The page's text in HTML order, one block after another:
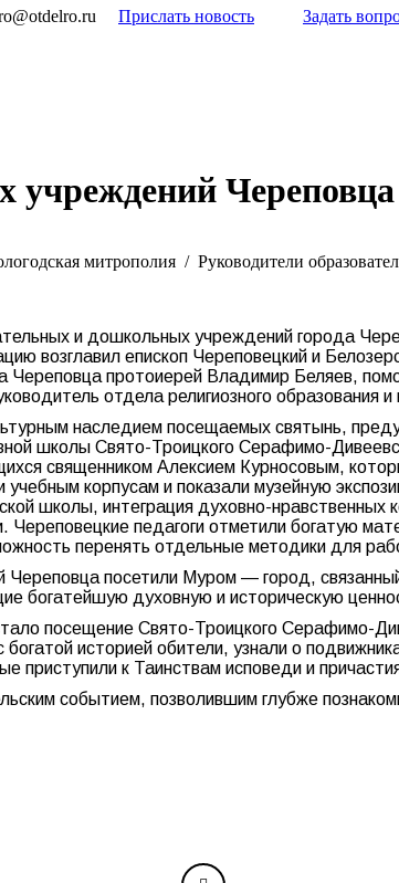
Прислать новость Задать
учреждений
митрополия Руководители
и дошкольных учреждений города
возглавил епископ Череповецкий и
Череповца протоиерей Владимир Беляев,
отдела религиозного образования
наследием посещаемых святынь,
школы Свято-Троицкого Серафимо-
священником Алексием Курносовым,
учебным корпусам и показали музейную
школы, интеграция духовно-
педагоги отметили богатую
перенять отдельные методики для
Череповца посетили Муром — город,
богатейшую духовную и историческую
посещение Свято-Троицкого Серафимо-
богатой историей обители, узнали о
приступили к Таинствам исповеди и
событием, позволившим глубже